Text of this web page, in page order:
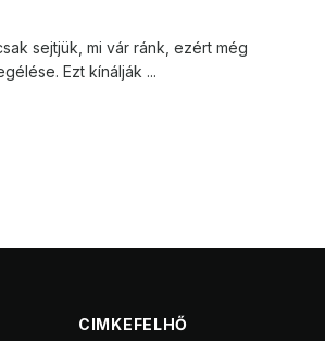
sejtjük, mi vár ránk, ezért még
Ezt kínálják ...
CIMKEFELHŐ